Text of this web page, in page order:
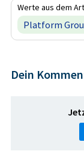
Werte aus dem
Platform
Dein